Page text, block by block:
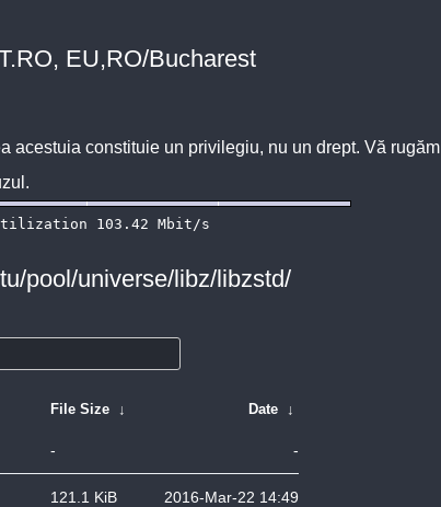
EU,RO/Bucharest
acestuia constituie un privilegiu, nu un drept. Vă rugăm
pool/universe/libz/libzstd/
File Size ↓ Date ↓
- -
121.1 KiB 2016-Mar-22 14:49